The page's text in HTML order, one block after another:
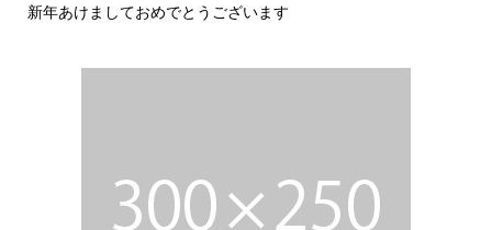
新年あけましておめでとうございます